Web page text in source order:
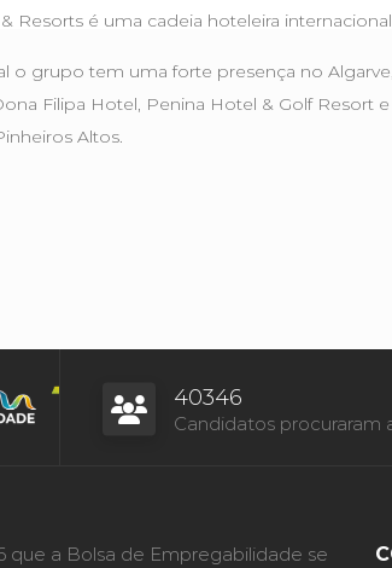
Resorts é uma cadeia hoteleira
o grupo tem uma forte presença no
Filipa Hotel, Penina Hotel & Golf Resort
Altos.
40346
Candidatos procuraram
que a Bolsa de Empregabilidade se